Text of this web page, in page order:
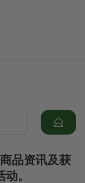
品资讯及获
。